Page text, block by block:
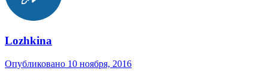
Lozhkina
Опубликовано 10 ноября, 2016